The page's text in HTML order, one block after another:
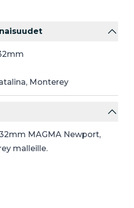
Monterey
MAGMA Newport,
malleille.